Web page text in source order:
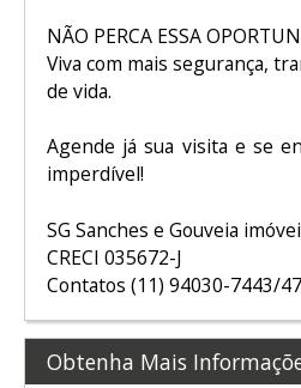
NÃO PERCA ESSA
Viva com mais segurança,
de vida.
Agende já sua visita e se
imperdível!
SG Sanches e Gouveia
CRECI 035672-J
Contatos (11) 94030-7443/
Obtenha Mais